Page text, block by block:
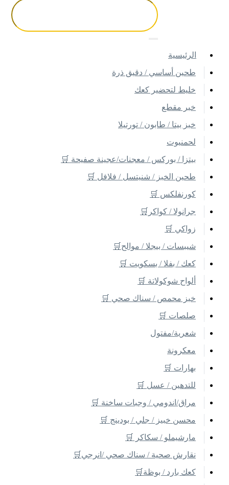
اﻟﺮﺋﻴﺴﻴﺔ
طحين أساسي / دقيق ذرة
خليط لتحضير كعك
خبر مقطع
خبز بيتا / طابون / تورتيلا
لحمنيوت
بيتزا / بوركس / معجنات/عجينة صفيحة 🛒
طحين الخبز / شنيتسل / فلافل 🛒
كورنفلكس 🛒
جرانولا / كواكر🛒
زواكي 🛒
شيبسات / بيجلا / موالح🛒
كعك / بفلا / بسكويت 🛒
ألواح شوكولاتة 🛒
خبز محمص / سناك صحي 🛒
صلصات 🛒
شعرية/مفتول
معكرونة
بهارات 🛒
للتدهين / عسل 🛒
مراق/اندومي / وجبات ساخنة 🛒
محسن خبيز / جلي / بودينج 🛒
مارشيملو / سكاكر 🛒
نقارش صحية / سناك صحي /انرجي🛒
كعك بارد / بوظة🛒